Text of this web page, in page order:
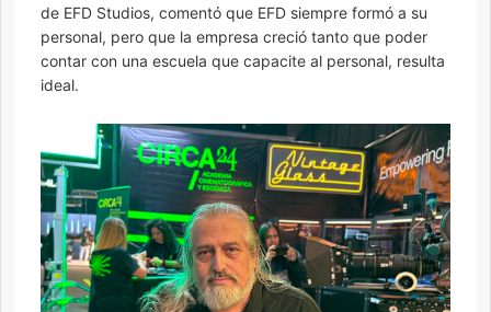
de EFD Studios, comentó que EFD siempre formó a su
personal, pero que la empresa creció tanto que poder
contar con una escuela que capacite al personal, resulta
ideal.